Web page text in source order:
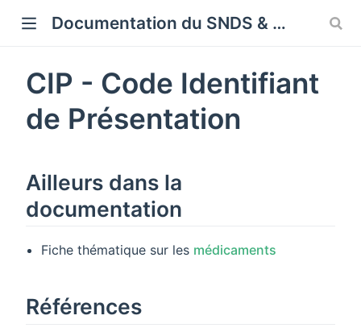
Documentation du SNDS & SNDS OMOP
CIP - Code Identifiant
de Présentation
Ailleurs dans la
documentation
Fiche thématique sur les médicaments
Références